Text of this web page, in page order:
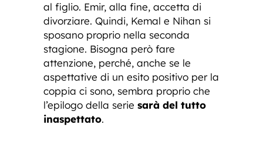
al figlio. Emir, alla fine, accetta di
divorziare. Quindi, Kemal e Nihan si
sposano proprio nella seconda
stagione. Bisogna però fare
attenzione, perché, anche se le
aspettative di un esito positivo per la
coppia ci sono, sembra proprio che
l’epilogo della serie sarà del tutto
inaspettato.